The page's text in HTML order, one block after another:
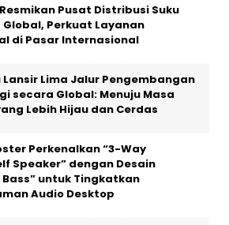
Pusat Distribusi Suku
Global, Perkuat Layanan
di Pasar Internasional
Lima Jalur Pengembangan
secara Global: Menuju Masa
Lebih Hijau dan Cerdas
Perkenalkan “3-Way
Speaker” dengan Desain
Bass” untuk Tingkatkan
Audio Desktop